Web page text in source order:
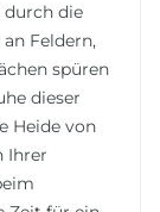
die
Feldern,
spüren
dieser
Heide von
Ihrer